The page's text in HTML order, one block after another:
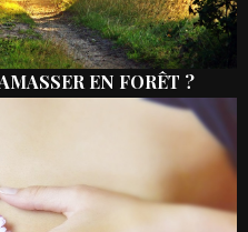
EN FORÊT ?